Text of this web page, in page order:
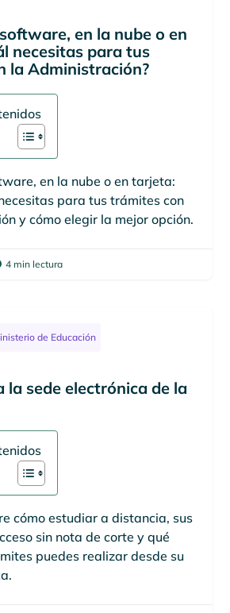
en la nube o en
necesitas para tus
la Administración?
en la nube o en tarjeta:
para tus trámites con
y cómo elegir la mejor opción.
4 min lectura
de Educación
la sede electrónica de la
cómo estudiar a distancia, sus
sin nota de corte y qué
puedes realizar desde su